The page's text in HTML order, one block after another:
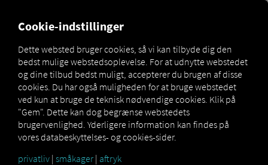
Marketplace Connectors VDO TIS-Web Connect
VDO TIS-WEB CONNECT
Cookie-indstillinger
Dette websted bruger cookies, så vi kan tilbyde dig den
bedst mulige webstedsoplevelse. For at udnytte webstedet
og dine tilbud bedst muligt, accepterer du brugen af ​​disse
cookies. Du har også muligheden for at bruge webstedet
ved kun at bruge de teknisk nødvendige cookies. Klik på
"Gem". Dette kan dog begrænse webstedets
brugervenlighed. Yderligere information kan findes på
vores databeskyttelses- og cookies-sider.
privatliv | småkager | aftryk